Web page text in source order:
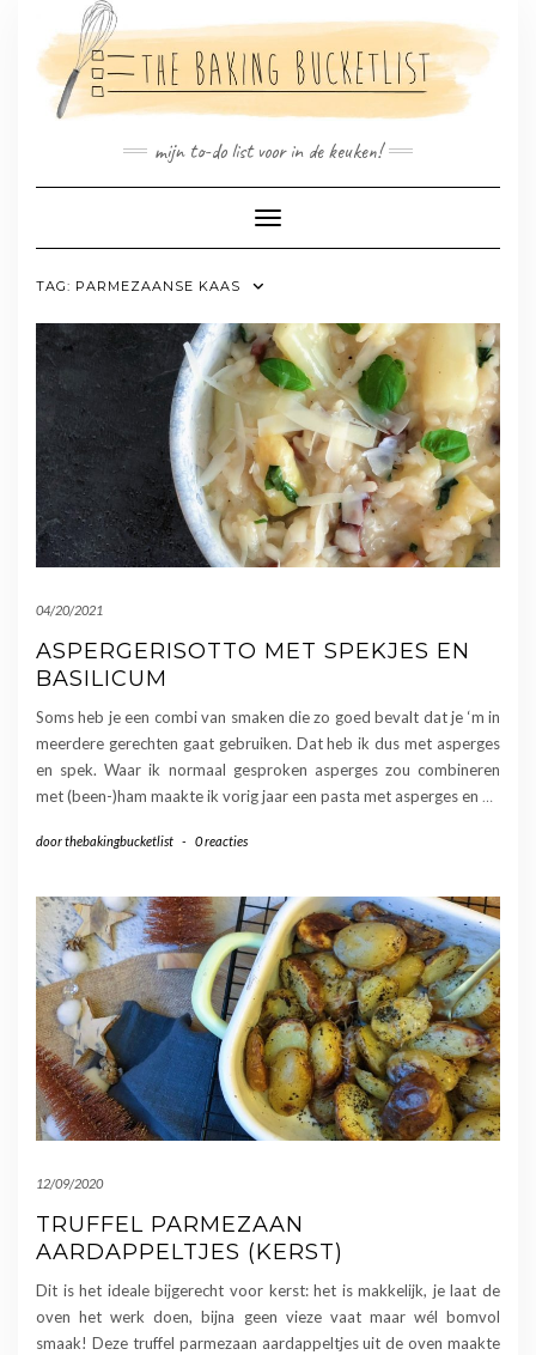
inhoud
mijn to-do list voor in de keuken!
Toggle navigatie
TAG: PARMEZAANSE KAAS
04/20/2021
ASPERGERISOTTO MET SPEKJES EN
BASILICUM
Soms heb je een combi van smaken die zo goed bevalt dat je ‘m in
meerdere gerechten gaat gebruiken. Dat heb ik dus met asperges
en spek. Waar ik normaal gesproken asperges zou combineren
met (been-)ham maakte ik vorig jaar een pasta met asperges en …
doorthebakingbucketlist - 0 reacties
12/09/2020
TRUFFEL PARMEZAAN
AARDAPPELTJES (KERST)
Dit is het ideale bijgerecht voor kerst: het is makkelijk, je laat de
oven het werk doen, bijna geen vieze vaat maar wél bomvol
smaak! Deze truffel parmezaan aardappeltjes uit de oven maakte